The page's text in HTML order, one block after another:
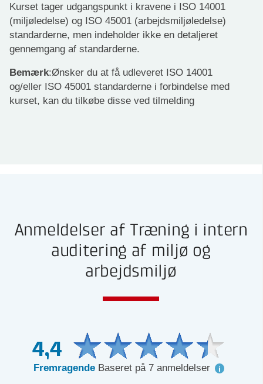
Kurset tager udgangspunkt i kravene i ISO 14001
(miljøledelse) og ISO 45001 (arbejdsmiljøledelse)
standarderne, men indeholder ikke en detaljeret
gennemgang af standarderne.
Bemærk:Ønsker du at få udleveret ISO 14001
og/eller ISO 45001 standarderne i forbindelse med
kurset, kan du tilkøbe disse ved tilmelding
Anmeldelser af Træning i intern
auditering af miljø og
arbejdsmiljø
4,4
Fremragende Baseret på 7 anmeldelser